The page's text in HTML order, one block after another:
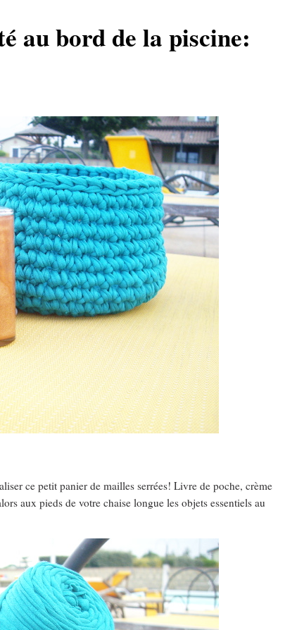
au bord de la piscine:
ce petit panier de mailles serrées! Livre de poche, crème
aux pieds de votre chaise longue les objets essentiels au